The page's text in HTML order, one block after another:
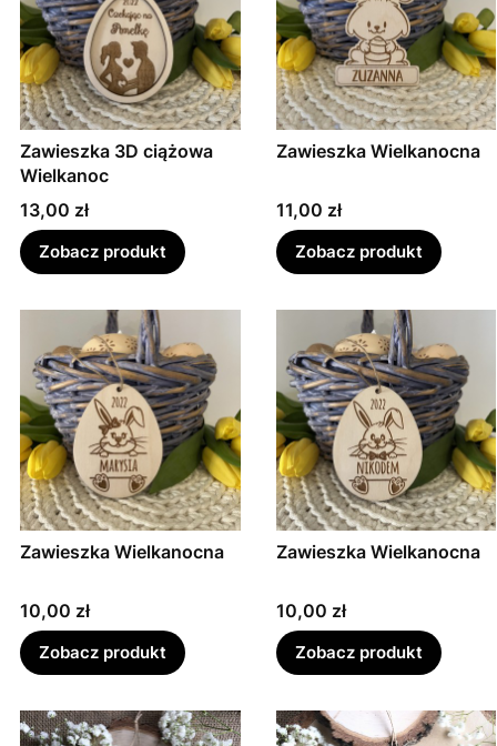
Zawieszka 3D ciążowa
Wielkanoc
Cena
13,00 zł
Zobacz produkt
Zawieszka Wielkanocna
Cena
11,00 zł
Zobacz produkt
Zawieszka Wielkanocna
Cena
10,00 zł
Zobacz produkt
Zawieszka Wielkanocna
Cena
10,00 zł
Zobacz produkt